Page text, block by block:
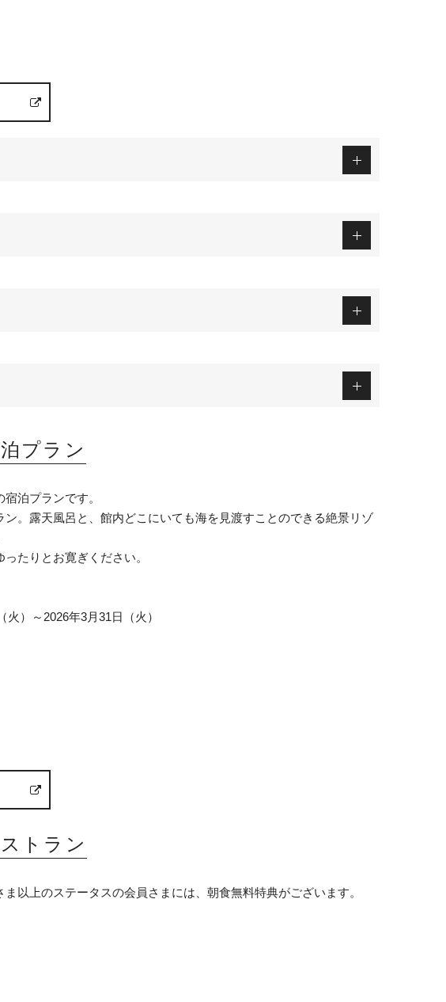
プラン
泊プランです。
ン。露天風呂と、館内どこにいても海を見渡すことのできる絶景リゾ
たりとお寛ぎください。
火）～2026年3月31日（火）
トラン
ま以上のステータスの会員さまには、朝食無料特典がございます。